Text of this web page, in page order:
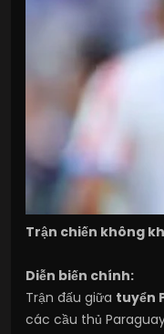
Trận chiến không
Diễn biến chính:
Trận đấu giữa tuyển
các cầu thủ